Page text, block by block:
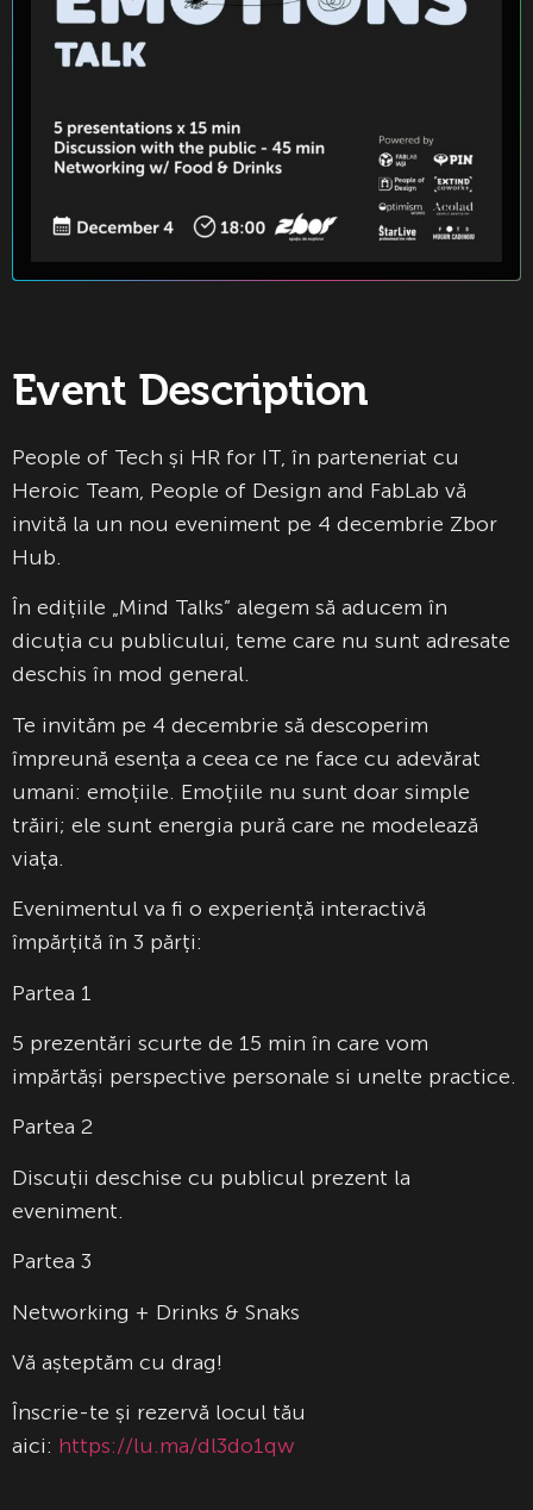
Event Description
People of Tech și HR for IT, în parteneriat cu
Heroic Team, People of Design and FabLab vă
invită la un nou eveniment pe 4 decembrie Zbor
Hub.
În edițiile „Mind Talks” alegem să aducem în
dicuția cu publicului, teme care nu sunt adresate
deschis în mod general.
Te invităm pe 4 decembrie să descoperim
împreună esența a ceea ce ne face cu adevărat
umani: emoțiile. Emoțiile nu sunt doar simple
trăiri; ele sunt energia pură care ne modelează
viața.
Evenimentul va fi o experiență interactivă
împărțită în 3 părți:
Partea 1
5 prezentări scurte de 15 min în care vom
impărtăși perspective personale si unelte practice.
Partea 2
Discuții deschise cu publicul prezent la
eveniment.
Partea 3
Networking + Drinks & Snaks
Vă așteptăm cu drag!
Înscrie-te și rezervă locul tău
aici: https://lu.ma/dl3do1qw